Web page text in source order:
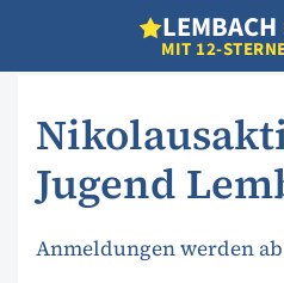
LEMBACH
MIT 12-
Jugend
Anmeldungen werden